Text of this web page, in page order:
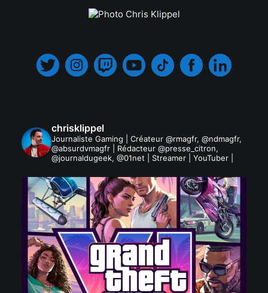
chrisklippel
Journaliste Gaming | Créateur @rmagfr, @ndmagfr,
@absurdvmagfr | Rédacteur @presse_citron,
@journaldugeek, @01net | Streamer | YouTuber |